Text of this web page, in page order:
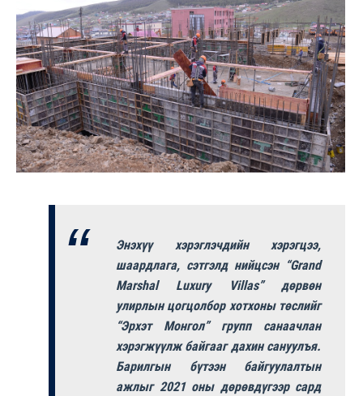
Энэхүү хэрэглэчдийн хэрэгцээ,
шаардлага, сэтгэлд нийцсэн “Grand
Marshal Luxury Villas” дөрвөн
улирлын цогцолбор хотхоны төслийг
“Эрхэт Монгол” групп санаачлан
хэрэгжүүлж байгааг дахин сануулъя.
Барилгын бүтээн байгуулалтын
ажлыг 2021 оны дөрөвдүгээр сард